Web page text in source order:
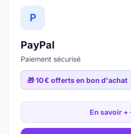
P
PayPal
Paiement sécurisé
🎁10 € offerts en bon d'achat
En savoir +